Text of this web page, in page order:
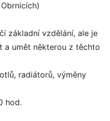
základní vzdělání, ale je
a umět některou z těchto
radiátorů, výměny
hod.